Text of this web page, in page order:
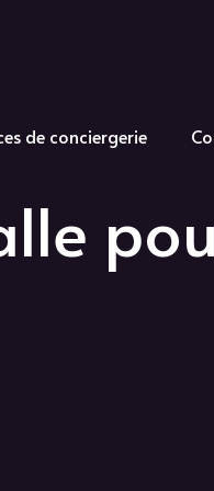
de conciergerie